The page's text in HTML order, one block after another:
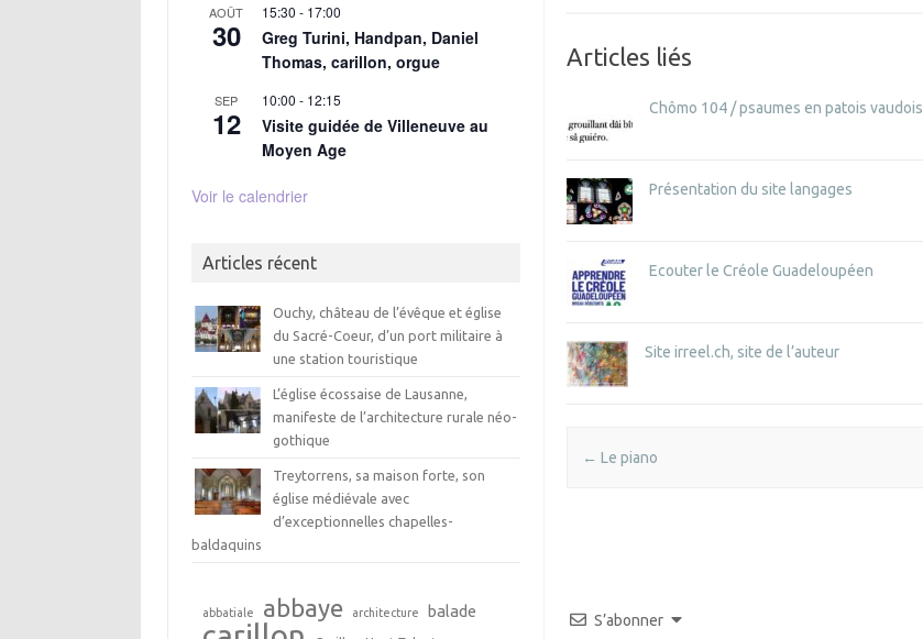
Articles liés
Chômo 104 / psaumes en patois vaudois
Présentation du site langages
Ecouter le Créole Guadeloupéen
Site irreel.ch, site de l’auteur
Post navigation
← Le piano
S’abonner
AOÛT
30
15:30 - 17:00
Greg Turini, Handpan, Daniel
Thomas, carillon, orgue
SEP
12
10:00 - 12:15
Visite guidée de Villeneuve au
Moyen Age
Voir le calendrier
Articles récent
Ouchy, château de l’évêque et église
du Sacré-Coeur, d’un port militaire à
une station touristique
L’église écossaise de Lausanne,
manifeste de l’architecture rurale néo-
gothique
Treytorrens, sa maison forte, son
église médiévale avec
d’exceptionnelles chapelles-
baldaquins
abbatiale abbaye architecture balade